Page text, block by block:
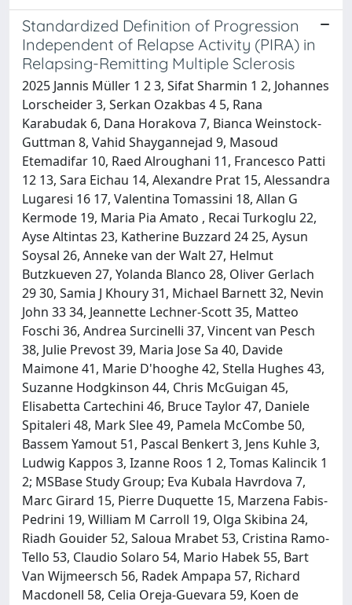
Standardized Definition of Progression
Independent of Relapse Activity (PIRA) in
Relapsing-Remitting Multiple Sclerosis
2025 Jannis Müller 1 2 3, Sifat Sharmin 1 2, Johannes
Lorscheider 3, Serkan Ozakbas 4 5, Rana
Karabudak 6, Dana Horakova 7, Bianca Weinstock-
Guttman 8, Vahid Shaygannejad 9, Masoud
Etemadifar 10, Raed Alroughani 11, Francesco Patti
12 13, Sara Eichau 14, Alexandre Prat 15, Alessandra
Lugaresi 16 17, Valentina Tomassini 18, Allan G
Kermode 19, Maria Pia Amato , Recai Turkoglu 22,
Ayse Altintas 23, Katherine Buzzard 24 25, Aysun
Soysal 26, Anneke van der Walt 27, Helmut
Butzkueven 27, Yolanda Blanco 28, Oliver Gerlach
29 30, Samia J Khoury 31, Michael Barnett 32, Nevin
John 33 34, Jeannette Lechner-Scott 35, Matteo
Foschi 36, Andrea Surcinelli 37, Vincent van Pesch
38, Julie Prevost 39, Maria Jose Sa 40, Davide
Maimone 41, Marie D'hooghe 42, Stella Hughes 43,
Suzanne Hodgkinson 44, Chris McGuigan 45,
Elisabetta Cartechini 46, Bruce Taylor 47, Daniele
Spitaleri 48, Mark Slee 49, Pamela McCombe 50,
Bassem Yamout 51, Pascal Benkert 3, Jens Kuhle 3,
Ludwig Kappos 3, Izanne Roos 1 2, Tomas Kalincik 1
2; MSBase Study Group; Eva Kubala Havrdova 7,
Marc Girard 15, Pierre Duquette 15, Marzena Fabis-
Pedrini 19, William M Carroll 19, Olga Skibina 24,
Riadh Gouider 52, Saloua Mrabet 53, Cristina Ramo-
Tello 53, Claudio Solaro 54, Mario Habek 55, Bart
Van Wijmeersch 56, Radek Ampapa 57, Richard
Macdonell 58, Celia Oreja-Guevara 59, Koen de